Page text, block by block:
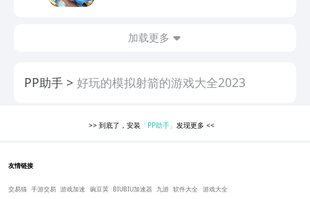
加载更多
PP助手 好玩的模拟射箭的游戏大全2023
>> 到底了，安装 「PP助手」 发现更多<<
友情链接
交易猫 手游交易 游戏加速 豌豆荚 BIUBIU加速器 九游 软件大全 游戏大全